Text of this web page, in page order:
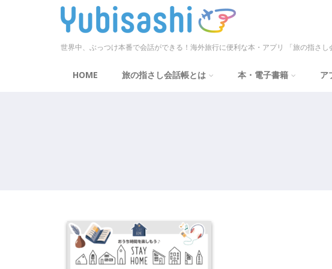
世界中、ぶっつけ本番で会話ができる！海外旅行に便利な本・アプリ 「旅の指さし
HOME 旅の指さし会話帳とは 本・電子書籍 ア